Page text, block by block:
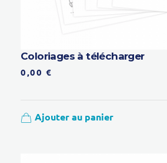
Coloriages à télécharger
0,00 €
Ajouter au panier